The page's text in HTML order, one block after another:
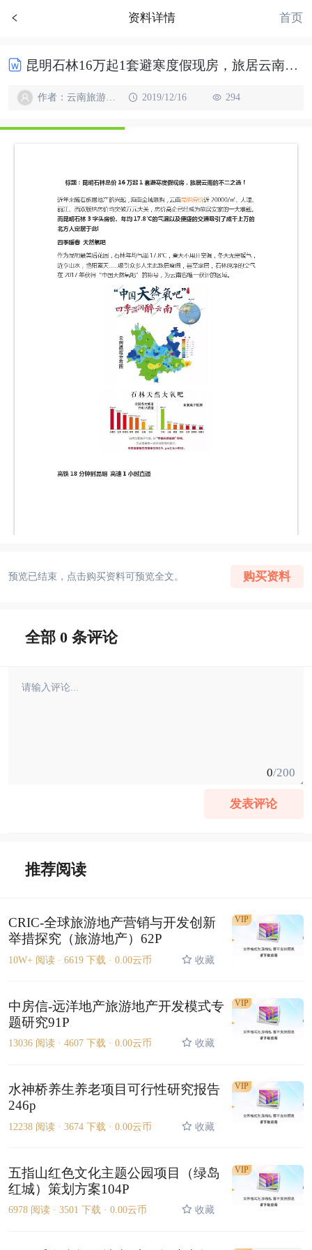
资料详情 首页
昆明石林16万起1套避寒度假现房，旅居云南不二之选！
作者：云南旅游地产 2019/12/16 294
预览已结束，点击购买资料可预览全文。 购买资料
全部 0 条评论
0/200
发表评论
推荐阅读
CRIC-全球旅游地产营销与开发创新
举措探究（旅游地产）62P
10W+ 阅读 · 6619 下载 · 0.00云币 收藏
VIP
中房信-远洋地产旅游地产开发模式专
题研究91P
13036 阅读 · 4607 下载 · 0.00云币 收藏
VIP
水神桥养生养老项目可行性研究报告
246p
12238 阅读 · 3674 下载 · 0.00云币 收藏
VIP
五指山红色文化主题公园项目（绿岛
红城）策划方案104P
6978 阅读 · 3501 下载 · 0.00云币 收藏
VIP